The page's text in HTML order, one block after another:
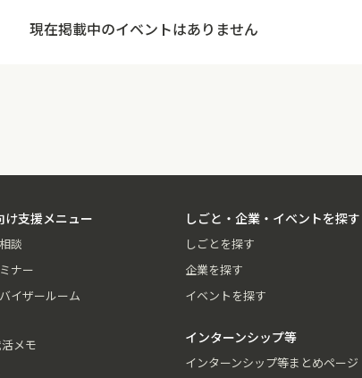
現在掲載中のイベントはありません
け支援メニュー
談
ナー
イザールーム
メモ
しごと・企業・イベントを探す
しごとを探す
企業を探す
イベントを探す
インターンシップ等
インターンシップ等まとめページ